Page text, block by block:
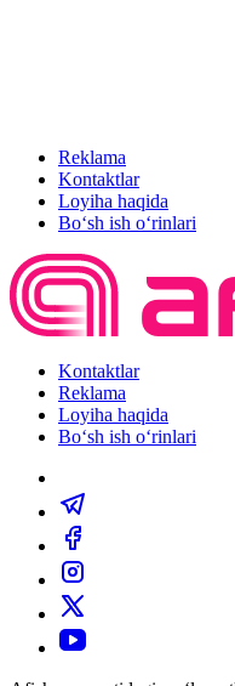
Reklama
Kontaktlar
Loyiha haqida
Bo‘sh ish o‘rinlari
Kontaktlar
Reklama
Loyiha haqida
Bo‘sh ish o‘rinlari